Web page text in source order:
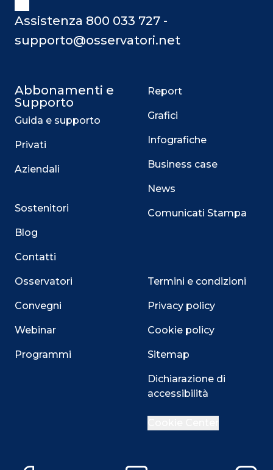
Assistenza 800 033 727 -
supporto@osservatori.net
Abbonamenti e
Supporto
Guida e supporto
Privati
Aziendali
Sostenitori
Blog
Contatti
Osservatori
Convegni
Webinar
Programmi
Report
Grafici
Infografiche
Business case
News
Comunicati Stampa
Termini e condizioni
Privacy policy
Cookie policy
Sitemap
Dichiarazione di
accessibilità